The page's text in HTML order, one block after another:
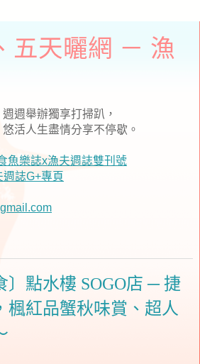
五天曬網 － 漁
週舉辦獨享打掃趴，
活人生盡情分享不停歇。
魚樂誌x漁夫週誌雙刊號
週誌G+專頁
〕點水樓 SOGO店 ─ 捷
楓紅品蟹秋味賞、超人